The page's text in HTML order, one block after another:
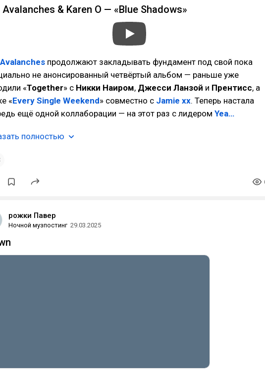
& Karen O — «Blue Shadows»
продолжают закладывать фундамент под свой пока
не анонсированный четвёртый альбом — раньше уже
«Together» с Никки Наиром, Джесси Ланзой и Прентисс, а
«Every Single Weekend» совместно с Jamie xx. Теперь настала
ещё одной коллаборации — на этот раз с лидером Yea…
полностью
рожки Павер
Ночной музпостинг 29.03.2025